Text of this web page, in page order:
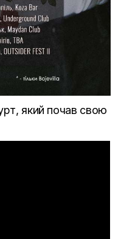
який почав свою